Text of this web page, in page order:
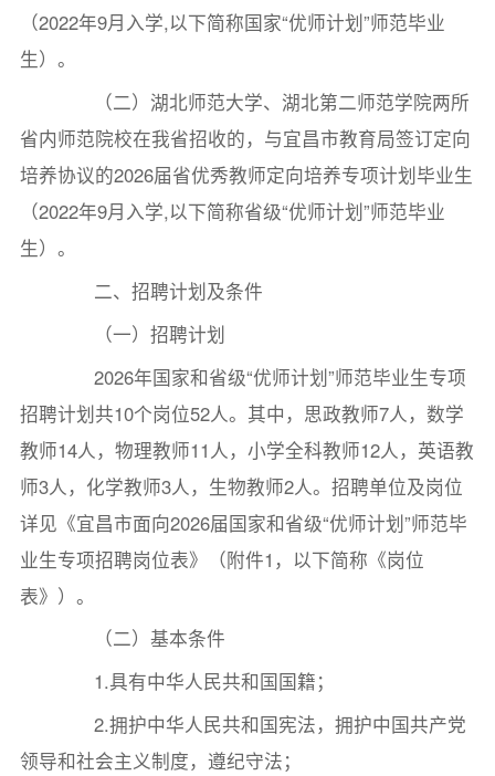
（2022年9月入学,以下简称国家“优师计划”师范毕业
生）。
（二）湖北师范大学、湖北第二师范学院两所
省内师范院校在我省招收的，与宜昌市教育局签订定向
培养协议的2026届省优秀教师定向培养专项计划毕业生
（2022年9月入学,以下简称省级“优师计划”师范毕业
生）。
二、招聘计划及条件
（一）招聘计划
2026年国家和省级“优师计划”师范毕业生专项
招聘计划共10个岗位52人。其中，思政教师7人，数学
教师14人，物理教师11人，小学全科教师12人，英语教
师3人，化学教师3人，生物教师2人。招聘单位及岗位
详见《宜昌市面向2026届国家和省级“优师计划”师范毕
业生专项招聘岗位表》（附件1，以下简称《岗位
表》）。
（二）基本条件
1.具有中华人民共和国国籍；
2.拥护中华人民共和国宪法，拥护中国共产党
领导和社会主义制度，遵纪守法；